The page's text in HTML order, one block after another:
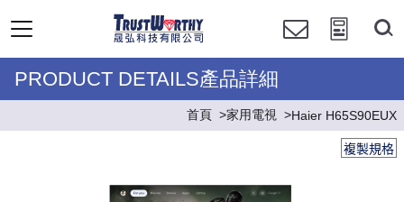
PRODUCT DETAILS產品詳細
首頁 家用電視 Haier H65S90EUX
複製規格